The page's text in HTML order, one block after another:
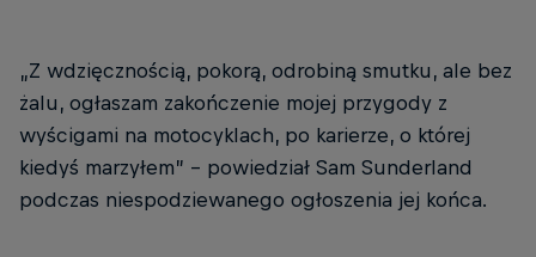
„Z wdzięcznością, pokorą, odrobiną smutku, ale bez
żalu, ogłaszam zakończenie mojej przygody z
wyścigami na motocyklach, po karierze, o której
kiedyś marzyłem” – powiedział Sam Sunderland
podczas niespodziewanego ogłoszenia jej końca.